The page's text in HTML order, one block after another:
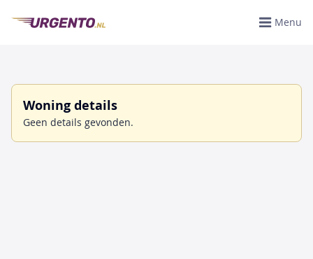
Menu
Woning details
Geen details gevonden.